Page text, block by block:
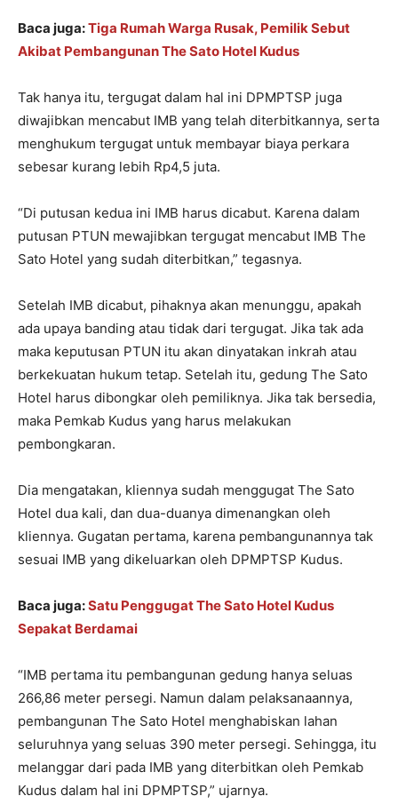
Baca juga:Tiga Rumah Warga Rusak, Pemilik Sebut
Akibat Pembangunan The Sato Hotel Kudus
Tak hanya itu, tergugat dalam hal ini DPMPTSP juga
diwajibkan mencabut IMB yang telah diterbitkannya, serta
menghukum tergugat untuk membayar biaya perkara
sebesar kurang lebih Rp4,5 juta.
“Di putusan kedua ini IMB harus dicabut. Karena dalam
putusan PTUN mewajibkan tergugat mencabut IMB The
Sato Hotel yang sudah diterbitkan,” tegasnya.
Setelah IMB dicabut, pihaknya akan menunggu, apakah
ada upaya banding atau tidak dari tergugat. Jika tak ada
maka keputusan PTUN itu akan dinyatakan inkrah atau
berkekuatan hukum tetap. Setelah itu, gedung The Sato
Hotel harus dibongkar oleh pemiliknya. Jika tak bersedia,
maka Pemkab Kudus yang harus melakukan
pembongkaran.
Dia mengatakan, kliennya sudah menggugat The Sato
Hotel dua kali, dan dua-duanya dimenangkan oleh
kliennya. Gugatan pertama, karena pembangunannya tak
sesuai IMB yang dikeluarkan oleh DPMPTSP Kudus.
Baca juga:Satu Penggugat The Sato Hotel Kudus
Sepakat Berdamai
“IMB pertama itu pembangunan gedung hanya seluas
266,86 meter persegi. Namun dalam pelaksanaannya,
pembangunan The Sato Hotel menghabiskan lahan
seluruhnya yang seluas 390 meter persegi. Sehingga, itu
melanggar dari pada IMB yang diterbitkan oleh Pemkab
Kudus dalam hal ini DPMPTSP,” ujarnya.